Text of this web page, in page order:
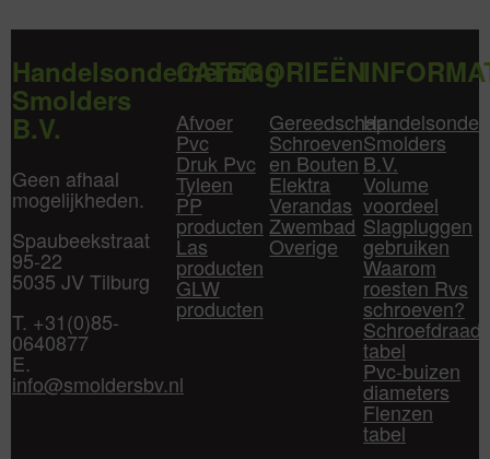
Handelsonderneming
Smolders
B.V.
Geen afhaal
mogelijkheden.
Spaubeekstraat
95-22
5035 JV Tilburg
T. +31(0)85-
0640877
E.
info@smoldersbv.nl
CATEGORIEËN
Afvoer
Pvc
Druk Pvc
Tyleen
PP
producten
Las
producten
GLW
producten
Gereedschap
Schroeven
en Bouten
Elektra
Verandas
Zwembad
Overige
Smolders
B.V.
Volume
voordeel
Slagpluggen
gebruiken
Waarom
roesten Rvs
schroeven?
Schroefdraad
tabel
Pvc-buizen
diameters
Flenzen
tabel